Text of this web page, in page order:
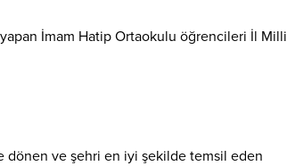
İmam Hatip Ortaokulu öğrencileri İl Milli
dönen ve şehri en iyi şekilde temsil eden